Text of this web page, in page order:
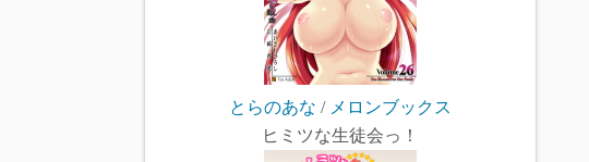
とらのあな / メロンブックス
ヒミツな生徒会っ！